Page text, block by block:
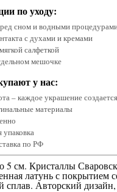
по уходу:
сном и водными
с духами и кремами
салфеткой
мешочке
у нас:
– каждое украшение
материалы
по РФ
5 см. Кристаллы
латунь с покрытием
сплав. Авторский дизайн,